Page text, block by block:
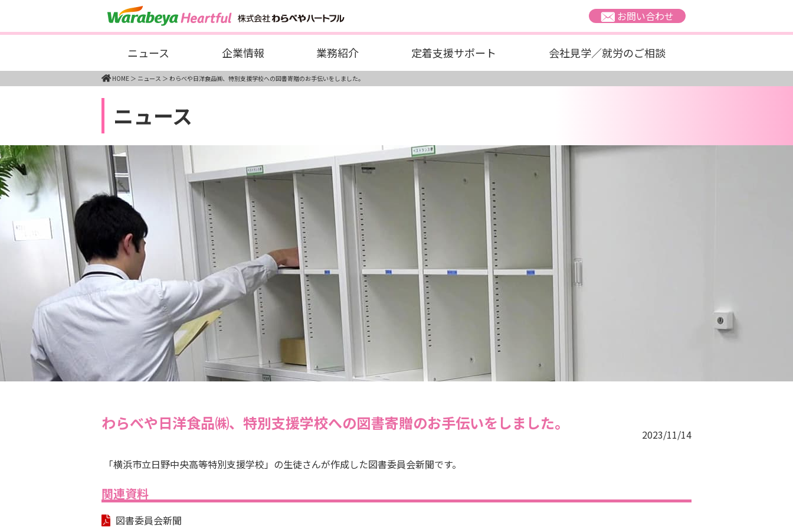
お問い合わせ
ニュース 企業情報 業務紹介 定着支援サポート 会社見学／就労のご相談
HOME ニュース わらべや日洋食品㈱、特別支援学校への図書寄贈のお手伝いをしました。
ニュース
わらべや日洋食品㈱、特別支援学校への図書寄贈のお手伝いをしました。
2023/11/14
「横浜市立日野中央高等特別支援学校」の生徒さんが作成した図書委員会新聞です。
関連資料
図書委員会新聞